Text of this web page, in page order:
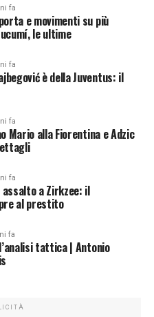
fa
e movimenti su più
le ultime
fa
è della Juventus: il
fa
Mario alla Fiorentina e Adzic
fa
a Zirkzee: il
al prestito
fa
l’analisi tattica | Antonio